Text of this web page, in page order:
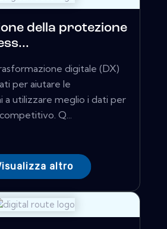
della protezione
digitale (DX)
per aiutare le
a utilizzare meglio i dati per
Q...
altro